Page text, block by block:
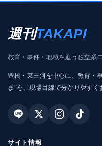
週刊TAKAPI
教育・事件・地域を追う独立系
豊橋・東三河を中心に、教育・
ま”を、現場目線で分かりやすく
サイト情報